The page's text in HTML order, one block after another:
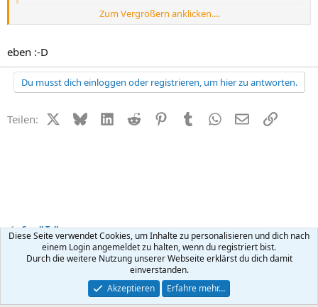
wer will, findet fast immer die richtigen worte und wird sofern der
andere es will auch fast immer richtig verstanden....
Zum Vergrößern anklicken....
eben :-D
Du musst dich einloggen oder registrieren, um hier zu antworten.
Teilen: X (Twitter)
BlueskyLinkedIn
Reddit PinterestTumblr WhatsApp
E-MailLink
Small Talk
Kontakt Nutzungsbedingungen Datenschutz Hilfe
R
Community platform by XenForo ® © 2010-2026 XenForo Ltd.
Diese Seite verwendet Cookies, um Inhalte zu personalisieren und dich nach
einem Login angemeldet zu halten, wenn du registriert bist.
Durch die weitere Nutzung unserer Webseite erklärst du dich damit
einverstanden.
Akzeptieren
Erfahre mehr…